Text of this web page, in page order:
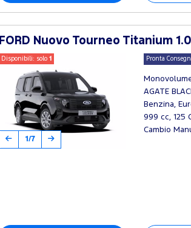
FORD Nuovo Tourneo Titanium
Disponibili: solo 1
1/7
Pronta
AGATE
Benzina,
999 cc, 125
Cambio